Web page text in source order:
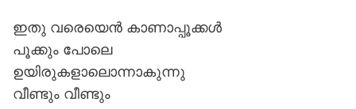
ഇതു വരെയെൻ കാണാപ്പൂക്കൾ
പൂക്കും പോലെ
ഉയിരുകളാലൊന്നാകുന്നു
വീണ്ടും വീണ്ടും